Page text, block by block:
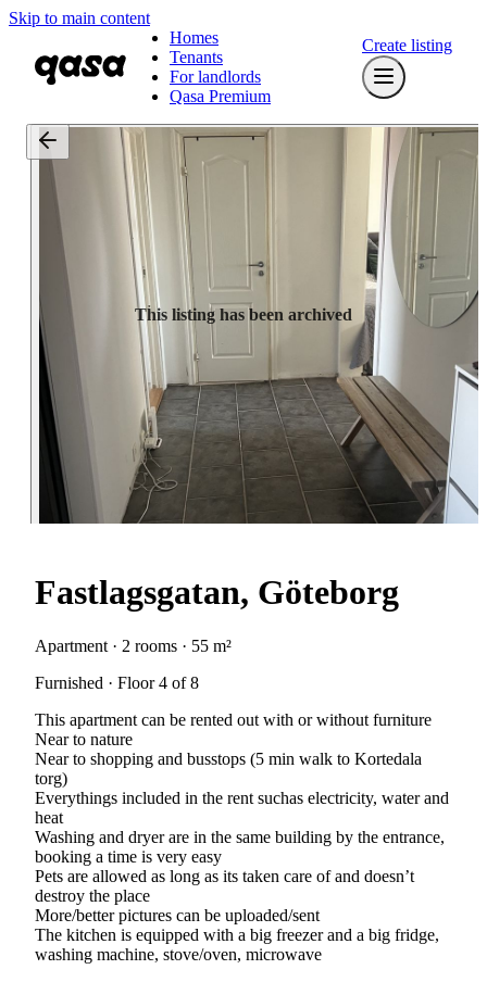
Skip to main content
Homes
Tenants
For landlords
Qasa Premium
Create listing
This listing has been archived
Fastlagsgatan, Göteborg
Apartment · 2 rooms · 55 m²
Furnished · Floor 4 of 8
This apartment can be rented out with or without furniture
Near to nature
Near to shopping and busstops (5 min walk to Kortedala
torg)
Everythings included in the rent suchas electricity, water and
heat
Washing and dryer are in the same building by the entrance,
booking a time is very easy
Pets are allowed as long as its taken care of and doesn’t
destroy the place
More/better pictures can be uploaded/sent
The kitchen is equipped with a big freezer and a big fridge,
washing machine, stove/oven, microwave